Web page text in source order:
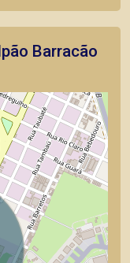
Barracão